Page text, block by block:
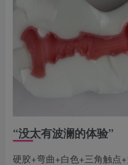
“没太有波澜的体验”
硬胶+弯曲+白色+三角触点